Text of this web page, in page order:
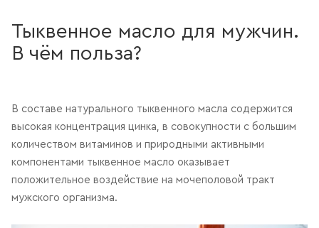
Тыквенное масло для мужчин.
В чём польза?
В составе натурального тыквенного масла содержится
высокая концентрация цинка, в совокупности с большим
количеством витаминов и природными активными
компонентами тыквенное масло оказывает
положительное воздействие на мочеполовой тракт
мужского организма.